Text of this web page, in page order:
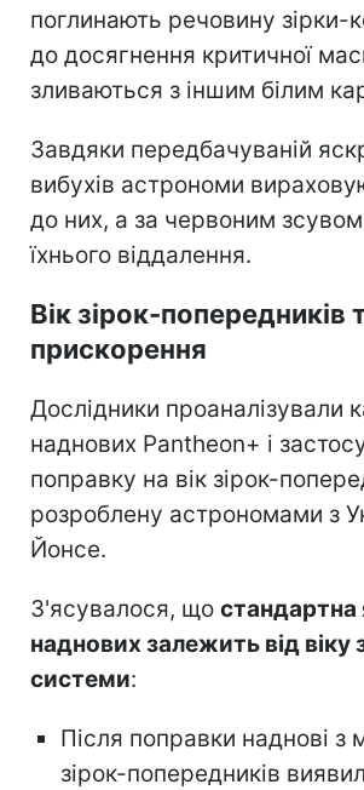
поглинають речовину зірки-
до досягнення критичної
зливаються з іншим білим
Завдяки передбачуваній
вибухів астрономи
до них, а за червоним
їхнього віддалення.
Вік зірок-попередників
прискорення
Дослідники проаналізували
наднових Pantheon+ і
поправку на вік зірок-
розроблену астрономами з
Йонсе.
З'ясувалося, що стандартна
наднових залежить від віку
системи:
Після поправки наднові з
зірок-попередників